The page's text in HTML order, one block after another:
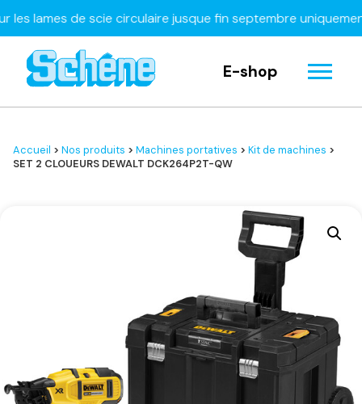
lames de scie circulaire jusque fin septembre uniquementÀ
E-shop
Accueil > Nos produits > Machines portatives > Kit de machines >
SET 2 CLOUEURS DEWALT DCK264P2T-QW